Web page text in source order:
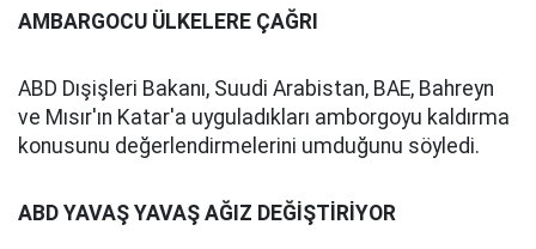
AMBARGOCU ÜLKELERE ÇAĞRI
ABD Dışişleri Bakanı, Suudi Arabistan, BAE, Bahreyn
ve Mısır'ın Katar'a uyguladıkları amborgoyu kaldırma
konusunu değerlendirmelerini umduğunu söyledi.
ABD YAVAŞ YAVAŞ AĞIZ DEĞİŞTİRİYOR